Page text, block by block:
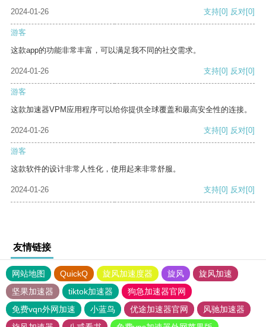
2024-01-26
支持[0] 反对[0]
游客
这款app的功能非常丰富，可以满足我不同的社交需求。
2024-01-26 支持[0] 反对[0]
游客
这款加速器VPM应用程序可以给你提供全球覆盖和最高安全性的连接。
2024-01-26 支持[0] 反对[0]
游客
这款软件的设计非常人性化，使用起来非常舒服。
2024-01-26 支持[0] 反对[0]
友情链接
网站地图 QuickQ 旋风加速度器 旋风
旋风加速
坚果加速器
tiktok加速器
狗急加速器官网
免费vqn外网加速
小蓝鸟 优途加速器官网
风驰加速器